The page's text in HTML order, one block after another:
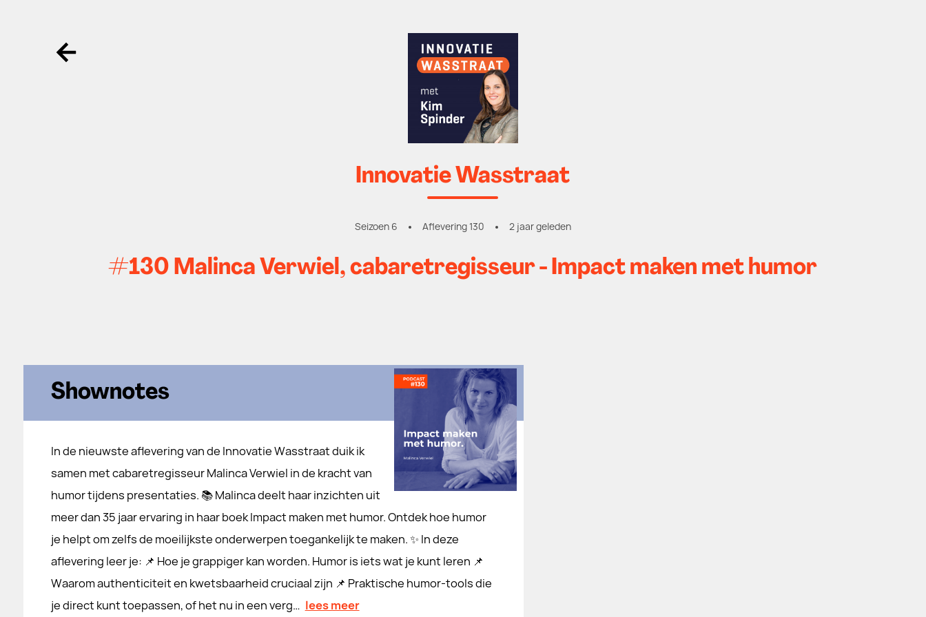
Ga terug
Innovatie Wasstraat
Seizoen 6 Aflevering 130 2 jaar geleden
#130 Malinca Verwiel, cabaretregisseur - Impact maken met humor
Shownotes
In de nieuwste aflevering van de Innovatie Wasstraat duik ik
samen met cabaretregisseur Malinca Verwiel in de kracht van
humor tijdens presentaties. 📚 Malinca deelt haar inzichten uit
meer dan 35 jaar ervaring in haar boek Impact maken met humor. Ontdek hoe humor
je helpt om zelfs de moeilijkste onderwerpen toegankelijk te maken. ✨ In deze
aflevering leer je: 📌 Hoe je grappiger kan worden. Humor is iets wat je kunt leren 📌
Waarom authenticiteit en kwetsbaarheid cruciaal zijn 📌 Praktische humor-tools die
je direct kunt toepassen, of het nu in een verg… lees meer